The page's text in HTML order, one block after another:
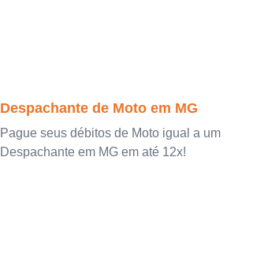
Despachante de Moto em MG
Pague seus débitos de Moto igual a um
Despachante em MG em até 12x!